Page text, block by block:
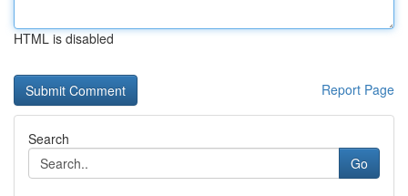
HTML is disabled
Report Page
Search
Go